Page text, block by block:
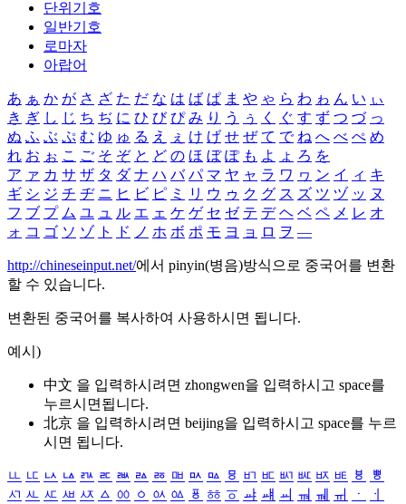
단위기호
일반기호
로마자
아랍어
あ ぁ か が さ ざ た だ な は ば ぱ ま や ゃ ら わ ゎ ん い ぃ
き ぎ し じ ち ぢ に ひ び ぴ み り う ぅ く ぐ す ず つ づ っ
ぬ ふ ぶ ぷ む ゆ ゅ る え ぇ け げ せ ぜ て で ね へ べ ぺ め
れ お ぉ こ ご そ ぞ と ど の ほ ぼ ぽ も よ ょ ろ を
ア ァ カ サ ザ タ ダ ナ ハ バ パ マ ヤ ャ ラ ワ ヮ ン イ ィ キ
ギ シ ジ チ ヂ ニ ヒ ビ ピ ミ リ ウ ゥ ク グ ス ズ ツ ヅ ッ ヌ
フ ブ プ ム ユ ュ ル エ ェ ケ ゲ セ ゼ テ デ ヘ ベ ペ メ レ オ
ォ コ ゴ ソ ゾ ト ド ノ ホ ボ ポ モ ヨ ョ ロ ヲ ―
http://chineseinput.net/에서 pinyin(병음)방식으로 중국어를 변환
할 수 있습니다.
변환된 중국어를 복사하여 사용하시면 됩니다.
예시)
中文 을 입력하시려면 zhongwen을 입력하시고 space를
누르시면됩니다.
北京 을 입력하시려면 beijing을 입력하시고 space를 누르
시면 됩니다.
ㅥ ㅦ ㅧ ㅨ ㅩ ㅪ ㅫ ㅬ ㅭ ㅮ ㅯ ㅰ ㅱ ㅲ ㅳ ㅴ ㅵ ㅶ ㅷ ㅸ
ㅹ
ㅺ ㅻ ㅼ ㅽ ㅾ ㅿ ㆀ ㆁ ㆂ ㆃ ㆄ ㆅ ㆆ ㆇ ㆈ ㆉ ㆊ ㆋ ㆌ ㆍ
ㆎ